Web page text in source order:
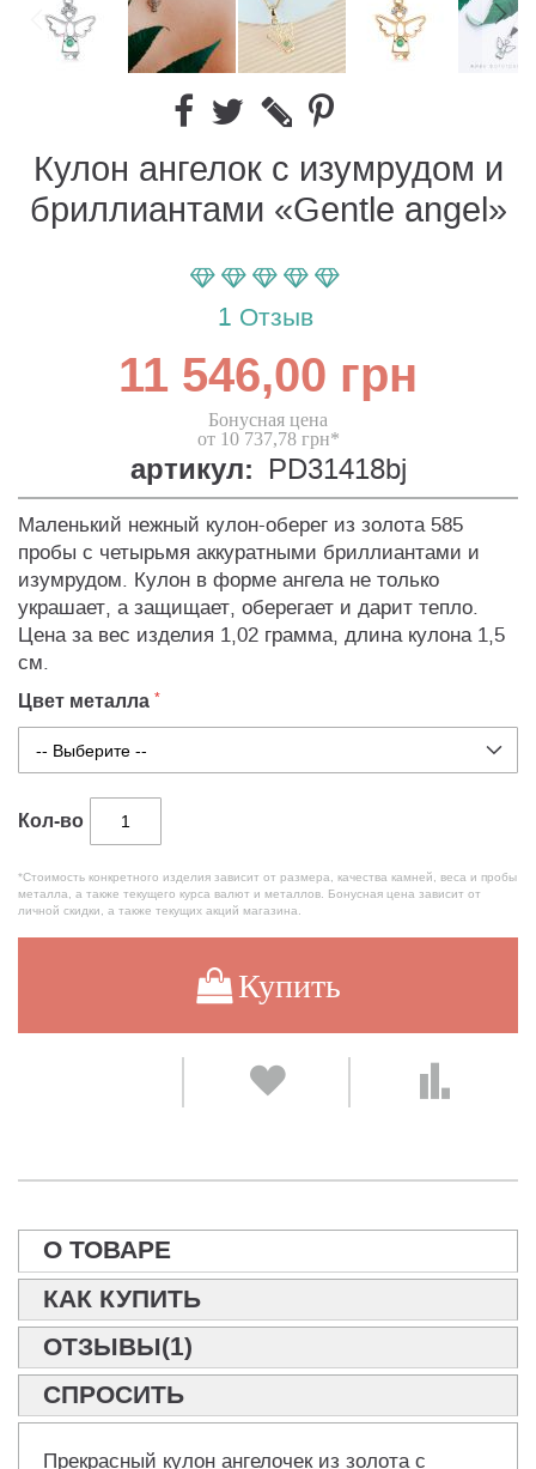
Кулон ангелок с изумрудом и
бриллиантами «Gentle angel»
Параметр оценки:
% of100
1 Отзыв
11 546,00 грн
Бонусная цена
от 10 737,78 грн*
артикул: PD31418bj
Маленький нежный кулон-оберег из золота 585
пробы с четырьмя аккуратными бриллиантами и
изумрудом. Кулон в форме ангела не только
украшает, а защищает, оберегает и дарит тепло.
Цена за вес изделия 1,02 грамма, длина кулона 1,5
см.
Цвет металла
Кол-во
*Стоимость конкретного изделия зависит от размера, качества камней, веса и пробы
металла, а также текущего курса валют и металлов. Бонусная цена зависит от
личной скидки, а также текущих акций магазина.
Купить
О ТОВАРЕ
КАК КУПИТЬ
ОТЗЫВЫ(1)
СПРОСИТЬ
Прекрасный кулон ангелочек из золота с